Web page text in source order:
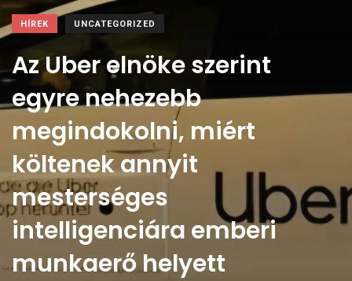
HÍREK UNCATEGORIZED
Az Uber elnöke szerint
egyre nehezebb
megindokolni, miért
költenek annyit
mesterséges
intelligenciára emberi
munkaerő helyett